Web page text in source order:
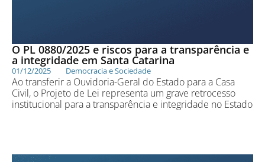
O PL 0880/2025 e riscos para a transparência e
a integridade em Santa Catarina
01/12/2025 Democracia e Sociedade
Ao transferir a Ouvidoria-Geral do Estado para a Casa
Civil, o Projeto de Lei representa um grave retrocesso
institucional para a transparência e integridade no Estado